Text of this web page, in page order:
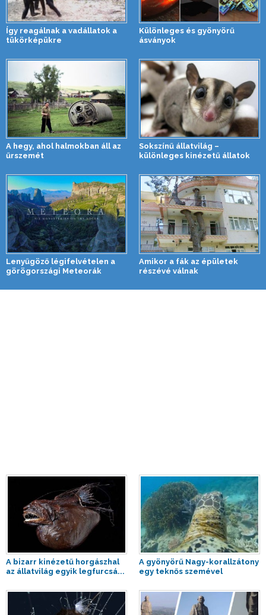
Így reagálnak a vadállatok a
tükörképükre
Különleges és gyönyörű
ásványok
A hegy, ahol halmokban áll az
űrszemét
Sokszínű állatvilág –
különleges kinézetű állatok
Lenyűgöző légifelvételen a
görögországi Meteorák
Amikor a fák az épületek
részévé válnak
A bizarr kinézetű horgászhal
az állatvilág egyik legfurcsá...
A gyönyörű Nagy-korallzátony
egy teknős szemével